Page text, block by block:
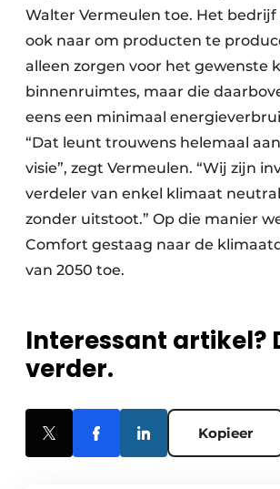
Walter Vermeulen toe. Het
ook naar om producten te
alleen zorgen voor het gewenste
binnenruimtes, maar die
eens een minimaal
“Dat leunt trouwens helemaal
visie”, zegt Vermeulen. “Wij zijn
verdeler van enkel klimaat
zonder uitstoot.” Op die manier
Comfort gestaag naar de
van 2050 toe.
Interessant artikel?
verder.
Kopieer